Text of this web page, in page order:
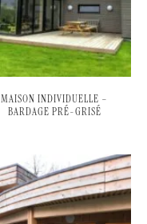
MAISON INDIVIDUELLE –
BARDAGE PRÉ-GRISÉ